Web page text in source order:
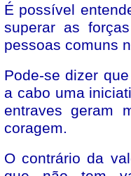
É possível
superar as
pessoas comuns
Pode-se dizer
a cabo uma
entraves geram
coragem.
O contrário da